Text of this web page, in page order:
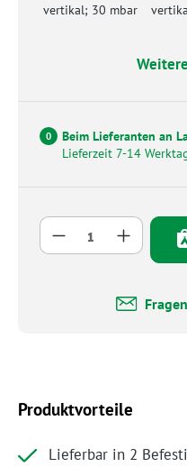
vertikal; 30 mbar
0
Beim Lieferanten an
Lieferzeit 7-14
Produkt Anzahl:
Produktvorteile
Lieferbar in 2